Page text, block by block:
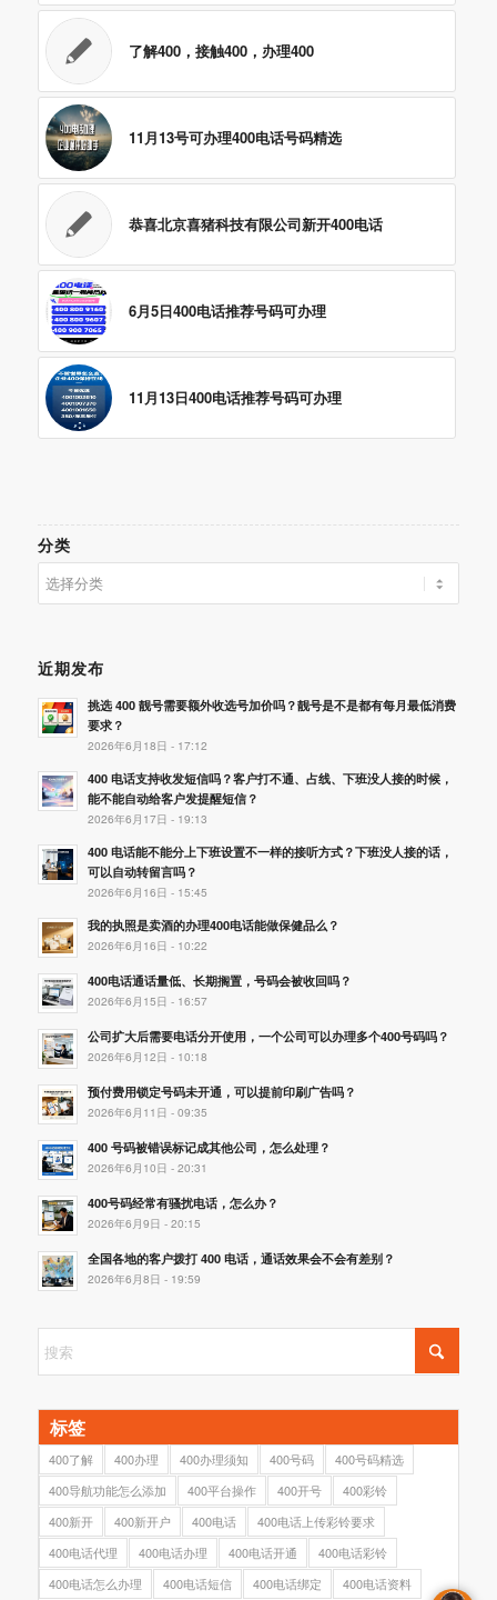
了解400，接触400，办理400
11月13号可办理400电话号码精选
恭喜北京喜猪科技有限公司新开400电话
6月5日400电话推荐号码可办理
11月13日400电话推荐号码可办理
分类
类
近期发布
挑选 400 靓号需要额外收选号加价吗？靓号是不是都有每月最低消费
要求？
2026年6月18日 - 17:12
400 电话支持收发短信吗？客户打不通、占线、下班没人接的时候，
能不能自动给客户发提醒短信？
2026年6月17日 - 19:13
400 电话能不能分上下班设置不一样的接听方式？下班没人接的话，
可以自动转留言吗？
2026年6月16日 - 15:45
我的执照是卖酒的办理400电话能做保健品么？
2026年6月16日 - 10:22
400电话通话量低、长期搁置，号码会被收回吗？
2026年6月15日 - 16:57
公司扩大后需要电话分开使用，一个公司可以办理多个400号码吗？
2026年6月12日 - 10:18
预付费用锁定号码未开通，可以提前印刷广告吗？
2026年6月11日 - 09:35
400 号码被错误标记成其他公司，怎么处理？
2026年6月10日 - 20:31
400号码经常有骚扰电话，怎么办？
2026年6月9日 - 20:15
全国各地的客户拨打 400 电话，通话效果会不会有差别？
2026年6月8日 - 19:59
标签
400了解 400办理 400办理须知 400号码
400号码精选
400导航功能怎么添加
400平台操作 400开号
400彩铃
400新开
400新开户 400电话
400电话上传彩铃要求
400电话代理
400电话办理 400电话开通
400电话彩铃
400电话怎么办理
400电话短信 400电话绑定 400电话资料